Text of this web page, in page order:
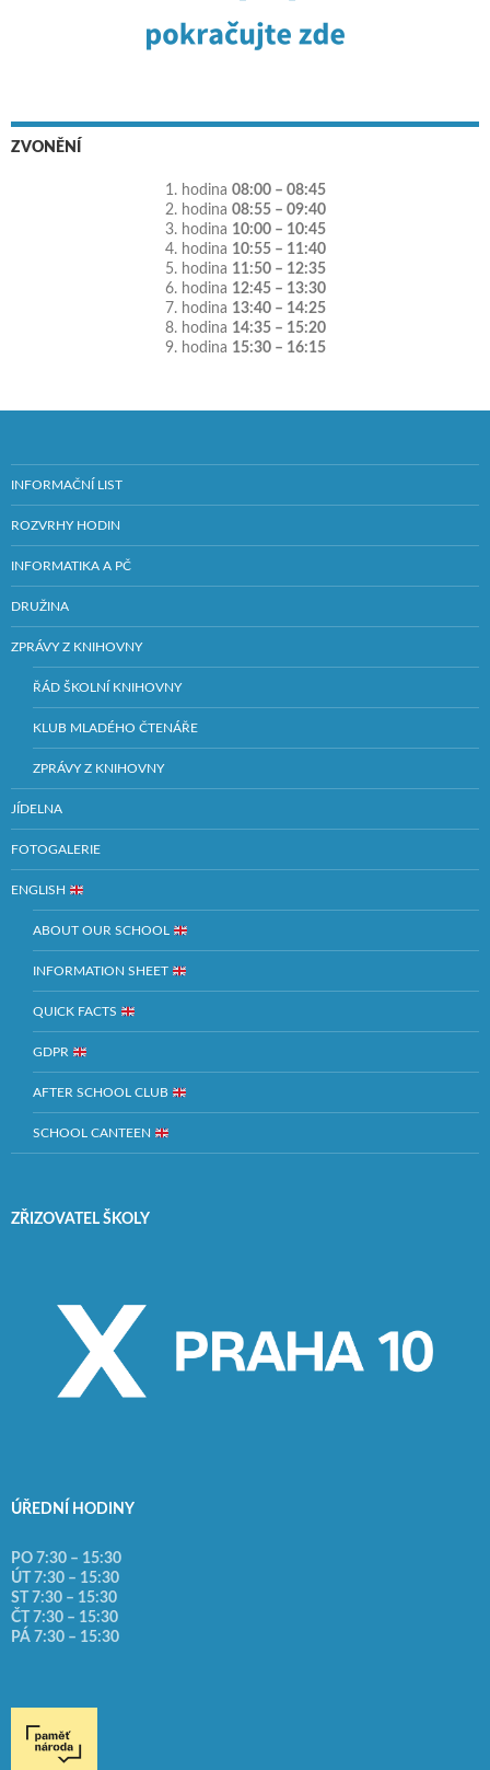
ZVONĚNÍ
1. hodina 08:00 – 08:45
2. hodina 08:55 – 09:40
3. hodina 10:00 – 10:45
4. hodina 10:55 – 11:40
5. hodina 11:50 – 12:35
6. hodina 12:45 – 13:30
7. hodina 13:40 – 14:25
8. hodina 14:35 – 15:20
9. hodina 15:30 – 16:15
INFORMAČNÍ LIST
ROZVRHY HODIN
INFORMATIKA A PČ
DRUŽINA
ZPRÁVY Z KNIHOVNY
ŘÁD ŠKOLNÍ KNIHOVNY
KLUB MLADÉHO ČTENÁŘE
ZPRÁVY Z KNIHOVNY
JÍDELNA
FOTOGALERIE
ENGLISH
ABOUT OUR SCHOOL
INFORMATION SHEET
QUICK FACTS
GDPR
AFTER SCHOOL CLUB
SCHOOL CANTEEN
ZŘIZOVATEL ŠKOLY
ÚŘEDNÍ HODINY
PO 7:30 – 15:30
ÚT 7:30 – 15:30
ST 7:30 – 15:30
ČT 7:30 – 15:30
PÁ 7:30 – 15:30